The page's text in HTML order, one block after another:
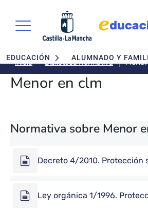
Navegación principal
EDUCACIÓN ALUMNADO Y
Inicio Biblioteca Normativa
Menor en clm
Normativa sobre Menor
Decreto 4/2010. Protección
Ley orgánica 1/1996.